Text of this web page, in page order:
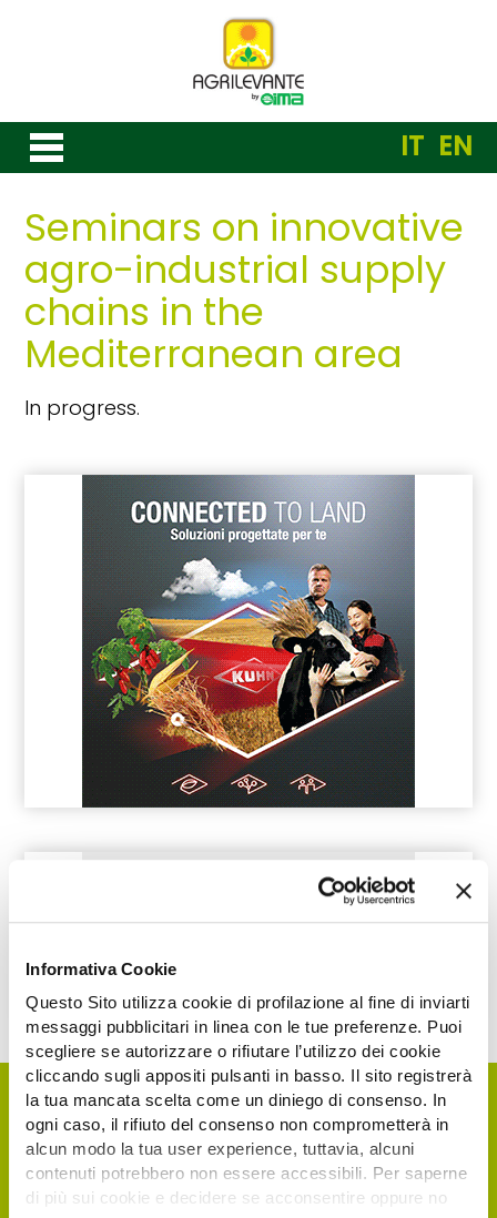
Informativa Cookie
Questo Sito utilizza cookie di profilazione al fine di inviarti
messaggi pubblicitari in linea con le tue preferenze. Puoi
scegliere se autorizzare o rifiutare l’utilizzo dei cookie
cliccando sugli appositi pulsanti in basso. Il sito registrerà
la tua mancata scelta come un diniego di consenso. In
ogni caso, il rifiuto del consenso non comprometterà in
alcun modo la tua user experience, tuttavia, alcuni
contenuti potrebbero non essere accessibili. Per saperne
di più sui cookie e decidere se acconsentire oppure no
IT EN
Seminars on innovative
agro-industrial supply
chains in the
Mediterranean area
In progress.